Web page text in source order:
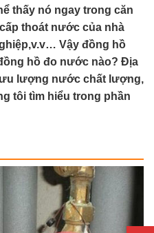
thấy nó ngay trong căn
thoát nước của nhà
Vậy đồng hồ
hồ đo nước nào? Địa
lượng nước chất lượng,
tôi tìm hiểu trong phần